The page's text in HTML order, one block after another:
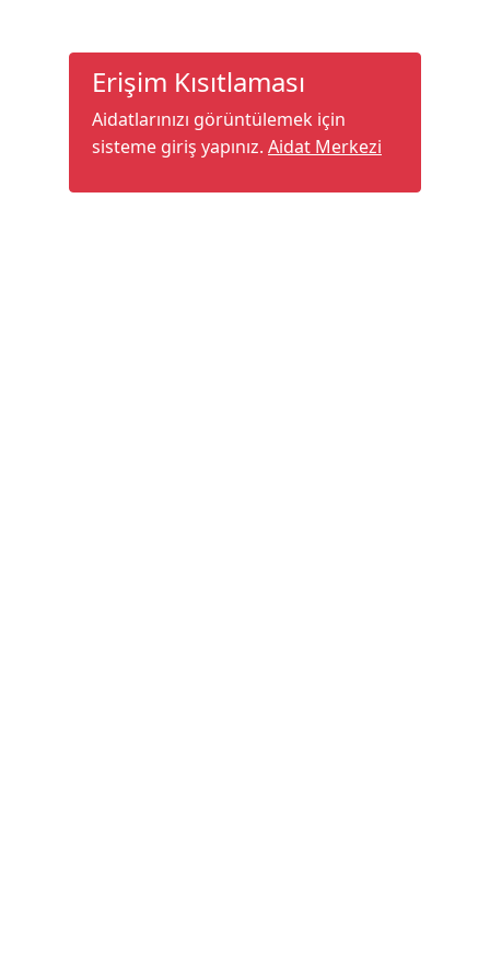
Erişim Kısıtlaması
Aidatlarınızı görüntülemek için
sisteme giriş yapınız. Aidat Merkezi